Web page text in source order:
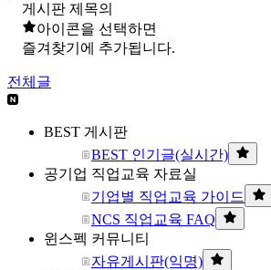
게시판 제목의
아이콘을 선택하면
즐겨찾기에 추가됩니다.
전체글
BEST 게시판
BEST 인기글(실시간)
공기업 직업교육 자료실
기업별 직업교육 가이드
NCS 직업교육 FAQ
윈스펙 커뮤니티
자유게시판(익명)